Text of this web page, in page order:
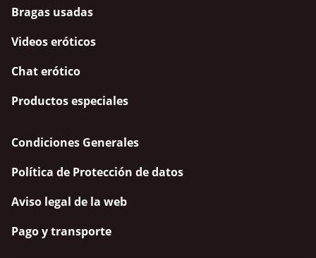
Bragas usadas
Videos eróticos
Chat erótico
Productos especiales
Condiciones Generales
Política de Protección de datos
Aviso legal de la web
Pago y transporte